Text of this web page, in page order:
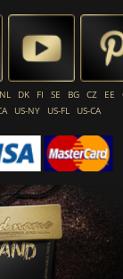
NL DK FI SE BG CZ EE
US-NY US-FL US-CA